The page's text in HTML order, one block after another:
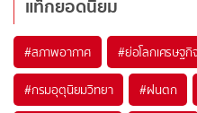
แท็กยอดนิยม
#สภาพอากาศ #ย่อโลกเศรษฐกิ
#กรมอุตุนิยมวิทยา #ฝนตก